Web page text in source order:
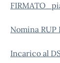
Nomina
Incarico al